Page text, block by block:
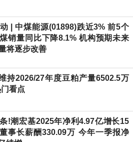
| 中煤能源(01898)跌近3% 前5个
销量同比下降8.1% 机构预期未来
将逐步改善
持2026/27年度豆粕产量6502.5万
看点
!潮宏基2025年净利4.97亿增长15
事长薪酬330.09万 今年一季报净